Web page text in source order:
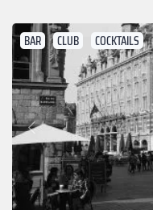
BAR CLUB COCKTAILS
Précédent